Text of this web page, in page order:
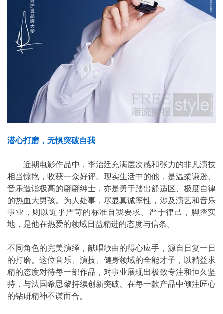
潜心打磨，无惧突破自我
近期电影作品中，李治廷充满层次感和张力的非凡演技
相当惊艳，收获一众好评。现实生活中的他，是温柔谦逊、
音乐造诣极高的翩翩绅士，亦是勇于踏出舒适区、极度自律
的热血大男孩。为人处事，尽显真诚率性，涉及演艺和音乐
事业，则以近乎严苛的标准自我要求。严于律己，脚踏实
地，是他在热爱的领域日益精进的态度与信条。
不同角色的完美演绎，献唱歌曲的得心应手，源自日复一日
的打磨。这位音乐、演技、健身领域的全能才子，以精益求
精的态度对待每一部作品，对事业展现出极致专注和恒久坚
持，与法国希思黎持续创新突破、在每一款产品中倾注匠心
的钻研精神不谋而合。